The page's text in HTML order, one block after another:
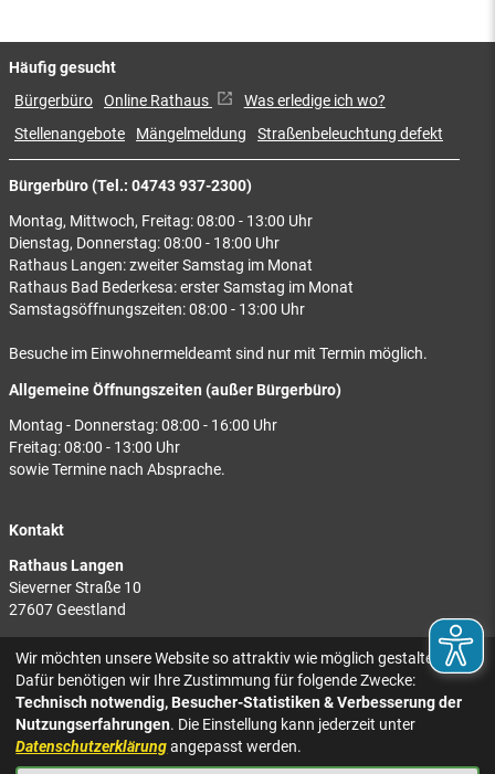
Bürgerbüro (Tel.: 04743 937-2300)
Montag, Mittwoch, Freitag: 08:00 - 13:00 Uhr
Dienstag, Donnerstag: 08:00 - 18:00 Uhr
Rathaus Langen: zweiter Samstag im Monat
Rathaus Bad Bederkesa: erster Samstag im Monat
Samstagsöffnungszeiten: 08:00 - 13:00 Uhr
Besuche im Einwohnermeldeamt sind nur mit Termin möglich.
Allgemeine Öffnungszeiten (außer Bürgerbüro)
Montag - Donnerstag: 08:00 - 16:00 Uhr
Freitag: 08:00 - 13:00 Uhr
sowie Termine nach Absprache.
Kontakt
Rathaus Langen
Sieverner Straße 10
27607 Geestland
Rathaus Bad Bederkesa
Am Markt 8
27624 Geestland
Tel.: 04743 937-2300
Häufig gesucht
Bürgerbüro Online Rathaus
Was erledige ich wo?
Stellenangebote
Mängelmeldung Straßenbeleuchtung defekt
Wir möchten unsere Website so attraktiv wie möglich gestalten.
Dafür benötigen wir Ihre Zustimmung für folgende Zwecke:
Technisch notwendig, Besucher-Statistiken & Verbesserung der
Nutzungserfahrungen. Die Einstellung kann jederzeit unter
Datenschutzerklärungangepasst werden.